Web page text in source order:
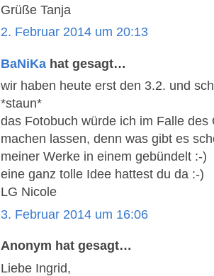
Grüße Tanja
2. Februar 2014 um 20:13
BaNiKa hat gesagt…
wir haben heute erst den 3.2. und
*staun*
das Fotobuch würde ich im Falle des
machen lassen, denn was gibt es
meiner Werke in einem gebündelt :-)
eine ganz tolle Idee hattest du da :-)
LG Nicole
3. Februar 2014 um 16:06
Anonym hat gesagt…
Liebe Ingrid,